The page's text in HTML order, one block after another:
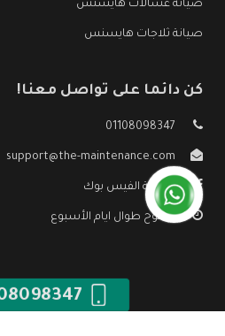
صيانة غسالات هايسنس
صيانة ثلاجات هايسنس
كن دائما على تواصل معنا!
01108098347
support@the-maintenance.com
صفحة الفيس بوك
مفتوح طوال ايام الأسبوع